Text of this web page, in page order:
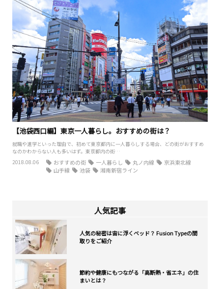
人気記事
人気の秘密は宙に浮くベッド？ Fusion Typeの間
取りをご紹介
節約や健康にもつながる「高断熱・省エネ」の住
まいとは？
【池袋西口編】東京一人暮らし。おすすめの街は？
就職や進学といった理由で、初めて東京都内に一人暮らしする場合、どの街がおすすめ
なのかわからない人も多いはず。東京都内の街…
2018.08.06
おすすめの街 一人暮らし 丸ノ内線
京浜東北線
山手線
池袋 湘南新宿ライン